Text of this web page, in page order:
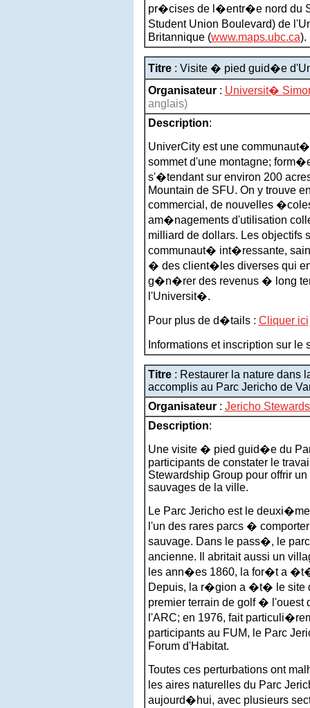
pr�cises de l�entr�e nord du
Student Union Boulevard) de
Britannique (www.maps.ubc.ca).
Titre: Visite � pied guid�e
Organisateur: Universit�
anglais)
Description:
UniverCity est une
sommet d'une montagne;
s'�tendant sur environ 200
Mountain de SFU. On y trouve
commercial, de nouvelles
am�nagements d'utilisation
milliard de dollars. Les objectifs
communaut� int�ressante,
� des client�les diverses qui
g�n�rer des revenus � long
l'Universit�.
Pour plus de d�tails : Cliquer ici
Informations et inscription sur
Titre: Restaurer la nature dans
accomplis au Parc Jericho de
Organisateur: Jericho
Description:
Une visite � pied guid�e du
participants de constater le
Stewardship Group pour offrir
sauvages de la ville.
Le Parc Jericho est le
l'un des rares parcs �
sauvage. Dans le pass�, le
ancienne. Il abritait aussi un
les ann�es 1860, la for�t a
Depuis, la r�gion a �t� le site
premier terrain de golf � l'ouest
l'ARC; en 1976, fait
participants au FUM, le Parc
Forum d'Habitat.
Toutes ces perturbations ont
les aires naturelles du Parc
aujourd�hui, avec plusieurs